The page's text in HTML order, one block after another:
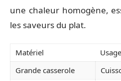
une chaleur homogène,
les saveurs du plat.
Matériel
Usage
Grande casserole